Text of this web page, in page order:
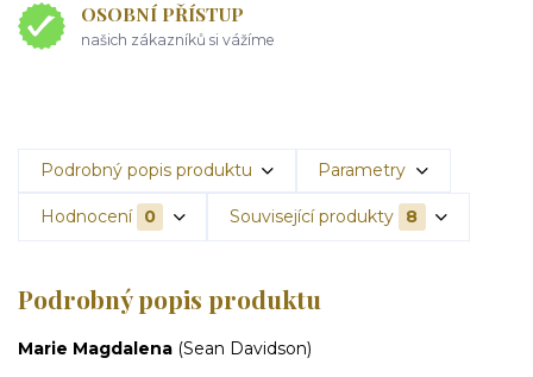
OSOBNÍ PŘÍSTUP
našich zákazníků si vážíme
Podrobný popis produktu Parametry
Hodnocení 0 Související produkty 8
Podrobný popis produktu
Marie Magdalena (Sean Davidson)